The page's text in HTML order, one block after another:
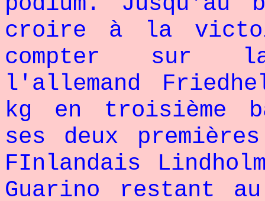
croire à la
compter sur
l'allemand
kg en troisième
ses deux
FInlandais
Guarino restant